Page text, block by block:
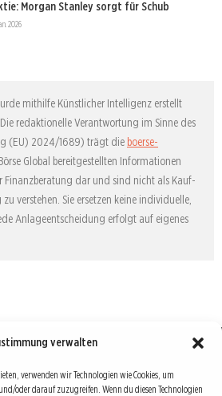
verwalten
verwenden wir Technologien wie Cookies, um
oder darauf zuzugreifen. Wenn du diesen Technologien
Morgan Stanley sorgt für Schub
2026
mithilfe Künstlicher Intelligenz erstellt
redaktionelle Verantwortung im Sinne des
(EU) 2024/1689) trägt die boerse-
Global bereitgestellten Informationen
Finanzberatung dar und sind nicht als Kauf-
verstehen. Sie ersetzen keine individuelle,
Anlageentscheidung erfolgt auf eigenes
global